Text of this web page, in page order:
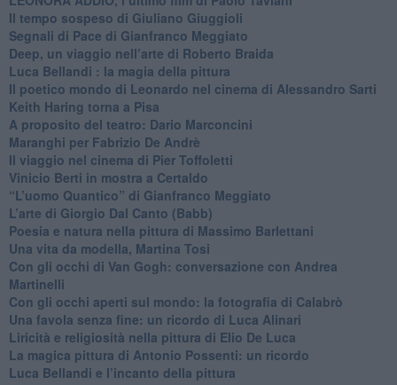
Il tempo sospeso di Giuliano Giuggioli
Segnali di Pace di Gianfranco Meggiato
​Deep, un viaggio nell’arte di Roberto Braida
​Luca Bellandi : la magia della pittura
​Il poetico mondo di Leonardo nel cinema di Alessandro Sarti
​Keith Haring torna a Pisa
​A proposito del teatro: Dario Marconcini
Maranghi per Fabrizio De Andrè
​Il viaggio nel cinema di Pier Toffoletti
Vinicio Berti in mostra a Certaldo
“L’uomo Quantico” di Gianfranco Meggiato
​L’arte di Giorgio Dal Canto (Babb)
Poesia e natura nella pittura di Massimo Barlettani
Una vita da modella, Martina Tosi
​Con gli occhi di Van Gogh: conversazione con Andrea
Martinelli
​Con gli occhi aperti sul mondo: la fotografia di Calabrò
Una favola senza fine: un ricordo di Luca Alinari
Liricità e religiosità nella pittura di Elio De Luca
La magica pittura di Antonio Possenti: un ricordo
Luca Bellandi e l’incanto della pittura